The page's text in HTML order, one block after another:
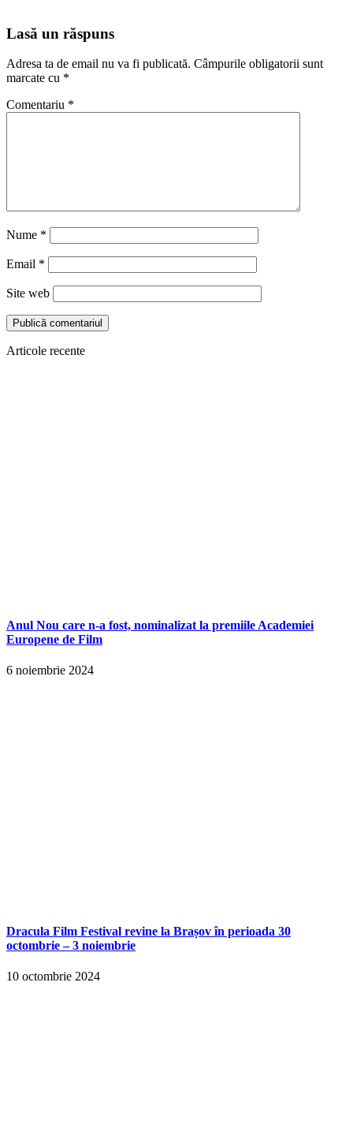
Lasă un răspuns
Adresa ta de email nu va fi publicată. Câmpurile obligatorii sunt
marcate cu *
Comentariu *
Nume *
Email *
Site web
Articole recente
Anul Nou care n-a fost, nominalizat la premiile Academiei
Europene de Film
6 noiembrie 2024
Dracula Film Festival revine la Brașov în perioada 30
octombrie – 3 noiembrie
10 octombrie 2024